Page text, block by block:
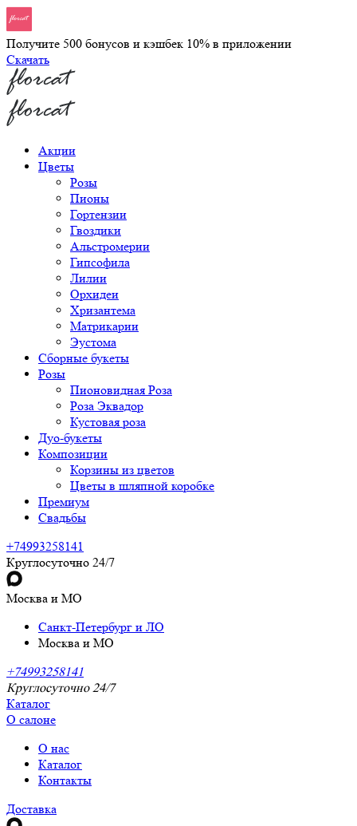
Получите 500 бонусов и кэшбек 10% в приложении
Скачать
Акции
Цветы
Розы
Пионы
Гортензии
Гвоздики
Альстромерии
Гипсофила
Лилии
Орхидеи
Хризантема
Матрикарии
Эустома
Сборные букеты
Розы
Пионовидная Роза
Роза Эквадор
Кустовая роза
Дуо-букеты
Композиции
Корзины из цветов
Цветы в шляпной коробке
Премиум
Свадьбы
+74993258141
Круглосуточно 24/7
Москва и МО
Санкт-Петербург и ЛО
Москва и МО
+74993258141
Круглосуточно 24/7
Каталог
О салоне
О нас
Каталог
Контакты
Доставка